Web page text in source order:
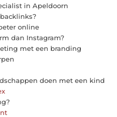
in Apeldoorn
online
dan Instagram?
met een branding
doen met een kind